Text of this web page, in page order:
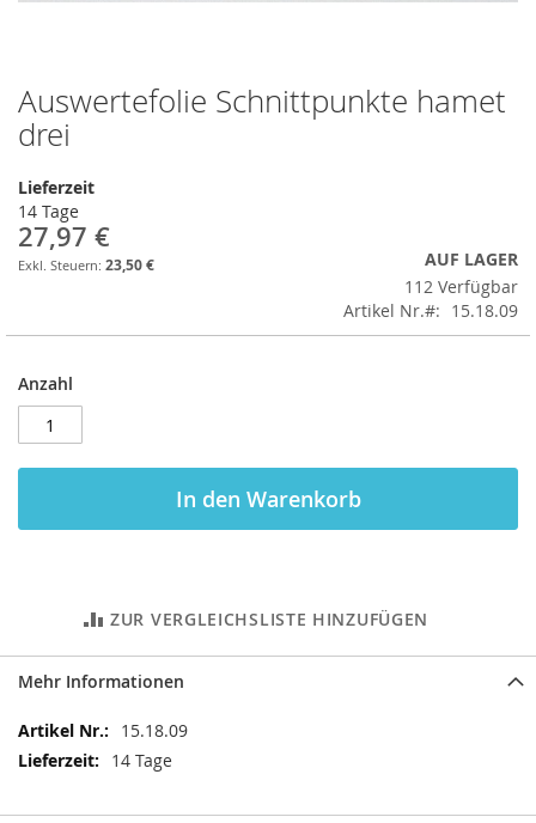
Zum
Anfang
der
springen
Auswertefolie Schnittpunkte hamet
drei
Lieferzeit
14 Tage
27,97 €
23,50 €
AUF LAGER
112 Verfügbar
Artikel Nr.
15.18.09
Anzahl
In den Warenkorb
ZUR VERGLEICHSLISTE HINZUFÜGEN
Mehr Informationen
Mehr
Informationen
15.18.09
14 Tage